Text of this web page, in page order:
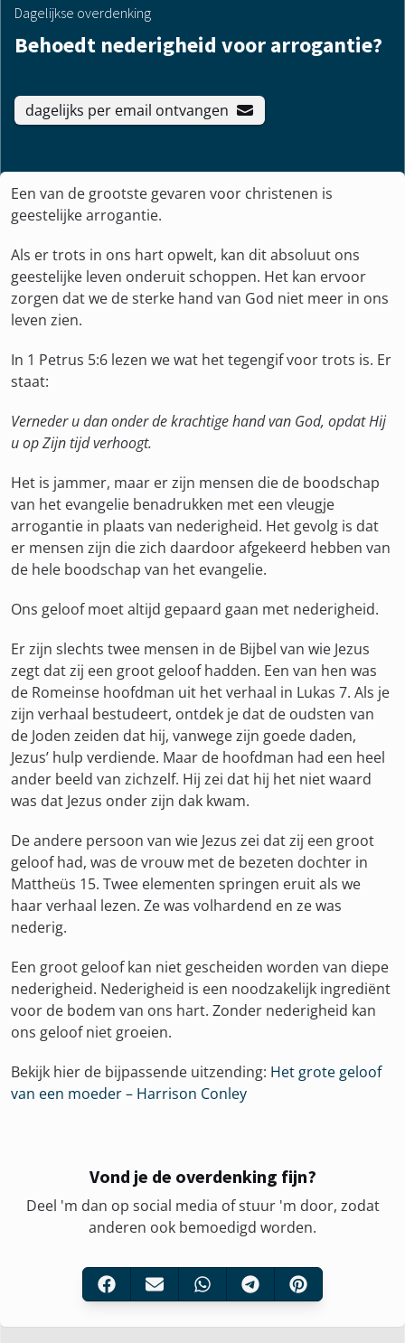
Dagelijkse overdenking
Behoedt nederigheid voor arrogantie?
dagelijks per email ontvangen
Een van de grootste gevaren voor christenen is
geestelijke arrogantie.
Als er trots in ons hart opwelt, kan dit absoluut ons
geestelijke leven onderuit schoppen. Het kan ervoor
zorgen dat we de sterke hand van God niet meer in ons
leven zien.
In 1 Petrus 5:6 lezen we wat het tegengif voor trots is. Er
staat:
Verneder u dan onder de krachtige hand van God, opdat Hij
u op Zijn tijd verhoogt.
Het is jammer, maar er zijn mensen die de boodschap
van het evangelie benadrukken met een vleugje
arrogantie in plaats van nederigheid. Het gevolg is dat
er mensen zijn die zich daardoor afgekeerd hebben van
de hele boodschap van het evangelie.
Ons geloof moet altijd gepaard gaan met nederigheid.
Er zijn slechts twee mensen in de Bijbel van wie Jezus
zegt dat zij een groot geloof hadden. Een van hen was
de Romeinse hoofdman uit het verhaal in Lukas 7. Als je
zijn verhaal bestudeert, ontdek je dat de oudsten van
de Joden zeiden dat hij, vanwege zijn goede daden,
Jezus’ hulp verdiende. Maar de hoofdman had een heel
ander beeld van zichzelf. Hij zei dat hij het niet waard
was dat Jezus onder zijn dak kwam.
De andere persoon van wie Jezus zei dat zij een groot
geloof had, was de vrouw met de bezeten dochter in
Mattheüs 15. Twee elementen springen eruit als we
haar verhaal lezen. Ze was volhardend en ze was
nederig.
Een groot geloof kan niet gescheiden worden van diepe
nederigheid. Nederigheid is een noodzakelijk ingrediënt
voor de bodem van ons hart. Zonder nederigheid kan
ons geloof niet groeien.
Bekijk hier de bijpassende uitzending: Het grote geloof
van een moeder – Harrison Conley
Vond je de overdenking fijn?
Deel 'm dan op social media of stuur 'm door, zodat
anderen ook bemoedigd worden.